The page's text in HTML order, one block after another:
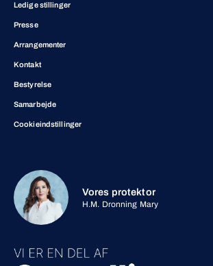
Ledige stillinger
Presse
Arrangementer
Kontakt
Bestyrelse
Samarbejde
Cookieindstillinger
Vores protektor
H.M. Dronning Mary